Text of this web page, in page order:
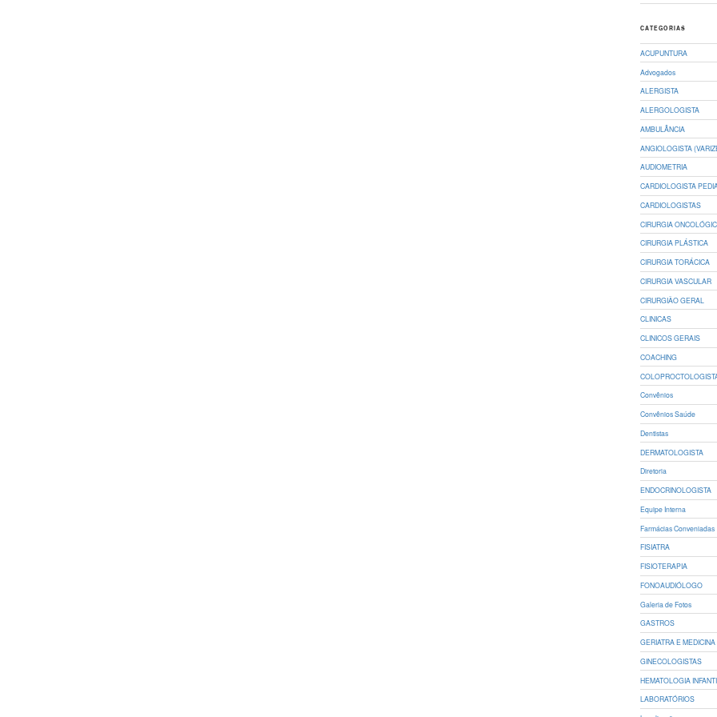
CATEGORIAS
ACUPUNTURA
Advogados
ALERGISTA
ALERGOLOGISTA
AMBULÂNCIA
ANGIOLOGISTA
AUDIOMETRIA
CARDIOLOGISTA
CARDIOLOGISTAS
CIRURGIA
CIRURGIA PLÁSTICA
CIRURGIA TORÁCICA
CIRURGIA VASCULAR
CIRURGIÃO GERAL
CLINICAS
CLINICOS GERAIS
COACHING
Convênios
Convênios Saúde
Dentistas
DERMATOLOGISTA
Diretoria
ENDOCRINOLOGISTA
Equipe Interna
Farmácias Conveniadas
FISIATRA
FISIOTERAPIA
FONOAUDIÓLOGO
Galeria de Fotos
GASTROS
GERIATRA E
GINECOLOGISTAS
HEMATOLOGIA
LABORATÓRIOS